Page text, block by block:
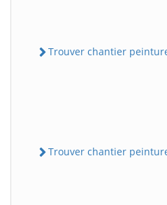
Trouver chantier peinture
Trouver chantier peinture